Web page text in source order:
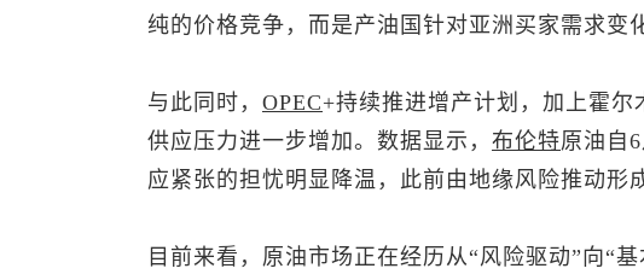
纯的价格竞争，而是产油国针对亚洲买家需求变
与此同时， OPEC+持续推进增产计划，加上霍
供应压力进一步增加。数据显示， 布伦特原油 自
应紧张的担忧明显降温，此前由地缘风险推动形
目前来看，原油市场正在经历从“风险驱动”向“